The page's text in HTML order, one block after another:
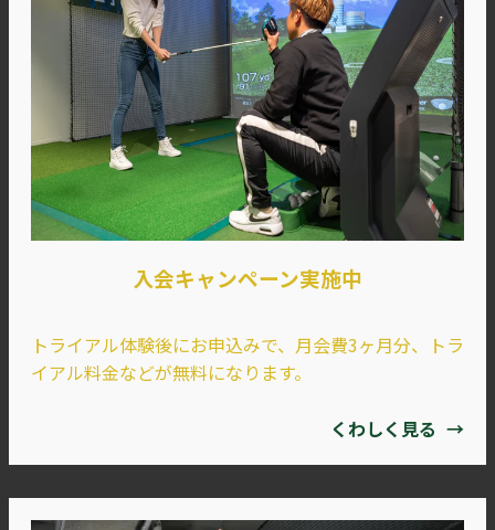
入会キャンペーン実施中
トライアル体験後にお申込みで、月会費3ヶ月分、トラ
イアル料金などが無料になります。
くわしく見る →